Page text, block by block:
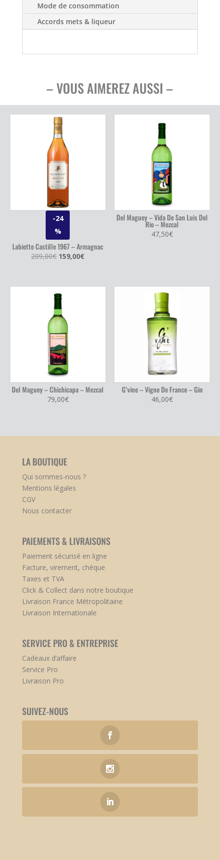
Mode de consommation
Accords mets & liqueur
– VOUS AIMEREZ AUSSI –
-24
%
Labiette Castille 1967 – Armagnac
209,00€ Le
était :
209,00€.
159,00€
Del Maguey – Vida De San Luis Del
Rio – Mezcal
47,50€
Del Maguey – Chichicapa – Mezcal
79,00€
G’vine – Vigne De France – Gin
46,00€
LA BOUTIQUE
Qui sommes-nous ?
Mentions légales
CGV
Nous contacter
PAIEMENTS & LIVRAISONS
Paiement sécurisé en ligne
Facture, virement, chèque
Taxes et TVA
Click & Collect dans notre boutique
Livraison France Métropolitaine
Livraison Internationale
SERVICE PRO & ENTREPRISE
Cadeaux d’affaire
Service Pro
Livraison Pro
SUIVEZ-NOUS